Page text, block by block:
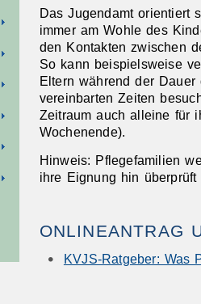
Das Jugendamt orientiert
immer am Wohle des
den Kontakten zwischen
So kann beispielsweise
Eltern während der
vereinbarten Zeiten
Zeitraum auch alleine für
Wochenende).
Hinweis: Pflegefamilien
ihre Eignung hin
ONLINEANTRAG
KVJS-Ratgeber: Was